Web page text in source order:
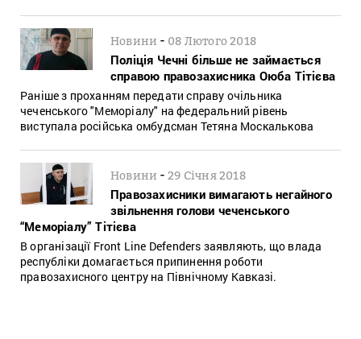
Новини - 08 Лютого 2018
Поліція Чечні більше не займається
справою правозахисника Оюба Тітієва
Раніше з проханням передати справу очільника
чеченського "Меморіалу" на федеральний рівень
виступала російська омбудсман Тетяна Москалькова
Новини -29 Січня 2018
Правозахисники вимагають негайного
звільнення голови чеченського
“Меморіалу” Тітієва
В організації Front Line Defenders заявляють, що влада
республіки домагається припинення роботи
правозахисного центру на Північному Кавказі.